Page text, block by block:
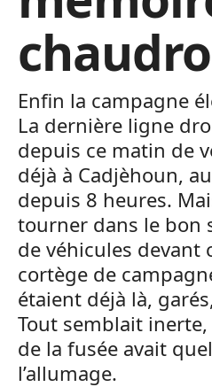
Enfin la campagne
La dernière ligne
depuis ce matin de
déjà à Cadjèhoun,
depuis 8 heures.
tourner dans le bon
de véhicules devant
cortège de
étaient déjà là,
Tout semblait
de la fusée avait
l’allumage.